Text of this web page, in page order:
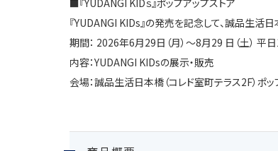
■『YUDANGI KIDｓ』ポップアップストア
『YUDANGI KIDs』の発売を記念して、誠品生活日
期間： 2026年6月29日（月）～8月29 日（土） 平日
内容：YUDANGI KIDsの展示・販売
会場：誠品生活日本橋（コレド室町テラス2F）ポッ